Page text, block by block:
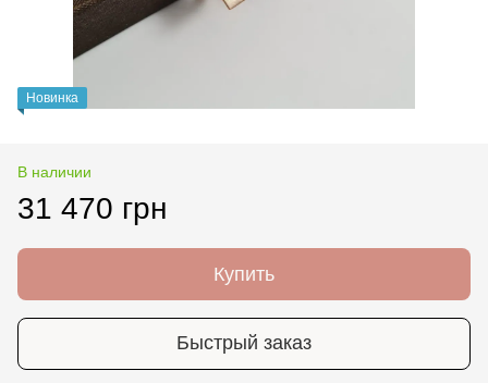
Новинка
В наличии
31 470 грн
Купить
Быстрый заказ